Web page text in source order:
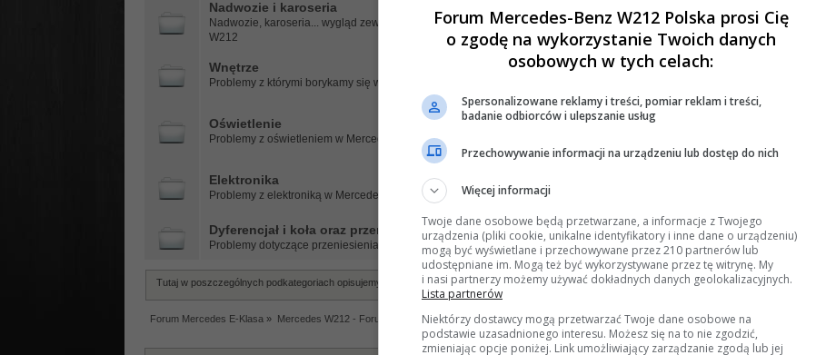
Nadwozie i karoseria
Nadwozie, karoseria... wygląd zewnętrzny pojazdu, uszkodzenia powłoki lakierniczej w Mercedesie
W212
525 Wiadomości
125 Wątków
Wnętrze
Problemy z którymi borykamy się w kabinie naszych Mercedesów W212
Oświetlenie
Problemy z oświetleniem w Mercedesie W212
Elektronika
Problemy z elektroniką w Mercedesie W212
Dyferencjał i koła oraz przeniesienie napędu
Problemy dotyczące przeniesienia napędu w Mercedesie W212
513 Wiadomości
Tutaj w poszczególnych podkategoriach opisujemy problemy jakie trapią nasze Mercedesy W212.
Forum Mercedes E-Klasa » Mercedes W212 - Forum techniczne » Na pomoc! Mam problem z...
Forum Mercedes-Benz W212 Polska prosi Cię
o zgodę na wykorzystanie Twoich danych
osobowych w tych celach:
Spersonalizowane reklamy i treści, pomiar reklam i treści,
badanie odbiorców i ulepszanie usług
Przechowywanie informacji na urządzeniu lub dostęp do nich
Więcej informacji
Twoje dane osobowe będą przetwarzane, a informacje z Twojego
urządzenia (pliki cookie, unikalne identyfikatory i inne dane o urządzeniu)
mogą być wyświetlane i przechowywane przez 210 partnerów lub
udostępniane im. Mogą też być wykorzystywane przez tę witrynę. My
i nasi partnerzy możemy używać dokładnych danych geolokalizacyjnych.
Lista partnerów
Niektórzy dostawcy mogą przetwarzać Twoje dane osobowe na
podstawie uzasadnionego interesu. Możesz się na to nie zgodzić,
zmieniając opcje poniżej. Link umożliwiający zarządzanie zgodą lub jej